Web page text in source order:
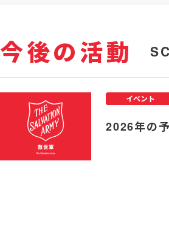
今後の活動
2026年の
イベント